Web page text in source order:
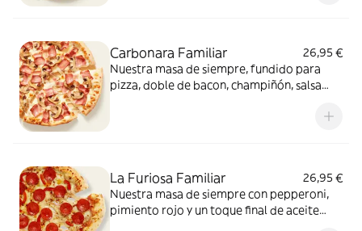
Carbonara Familiar
26,95 €
Nuestra masa de siempre, fundido para
pizza, doble de bacon, champiñón, salsa
La Furiosa Familiar
26,95 €
Nuestra masa de siempre con pepperoni,
pimiento rojo y un toque final de aceite